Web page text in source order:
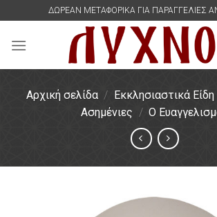
content
ΔΩΡΕΑΝ ΜΕΤΑΦΟΡΙΚΑ ΓΙΑ ΠΑΡΑΓΓΕΛΙΕΣ
Αρχική σελίδα / Εκκλησιαστικά Είδη
Ασημένιες / Ο